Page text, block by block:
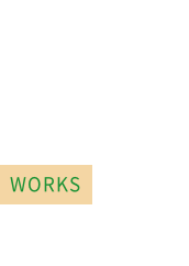
WORKS